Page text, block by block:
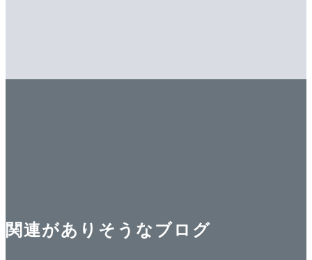
関連がありそうなブログ